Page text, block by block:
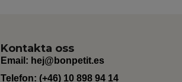
Kontakta oss
Email: hej@bonpetit.es
Telefon: (+46) 10 898 94 14